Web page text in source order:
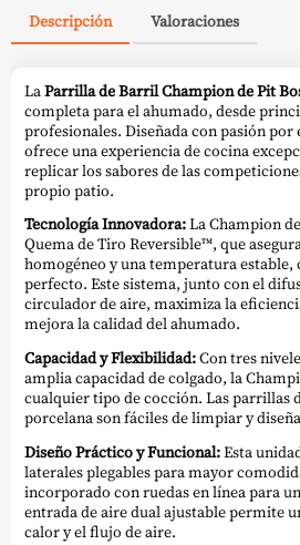
Descripción Valoraciones
LaParrilla de Barril Champion de Pit
completa para el ahumado, desde
profesionales. Diseñada con pasión
ofrece una experiencia de cocina
replicar los sabores de las
propio patio.
Tecnología Innovadora:La Champion
Quema de Tiro Reversible™, que
homogéneo y una temperatura
perfecto. Este sistema, junto con el
circulador de aire, maximiza la
mejora la calidad del ahumado.
Capacidad y Flexibilidad:Con tres
amplia capacidad de colgado, la
cualquier tipo de cocción. Las parrillas
porcelana son fáciles de limpiar y
Diseño Práctico y Funcional:Esta
laterales plegables para mayor
incorporado con ruedas en línea para
entrada de aire dual ajustable permite
calor y el flujo de aire.